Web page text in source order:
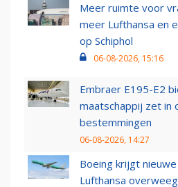
Meer ruimte voor
meer Lufthansa en
op Schiphol
06-08-2026, 15:16
Embraer E195-E2
maatschappij zet in
bestemmingen
06-08-2026, 14:27
Boeing krijgt
Lufthansa